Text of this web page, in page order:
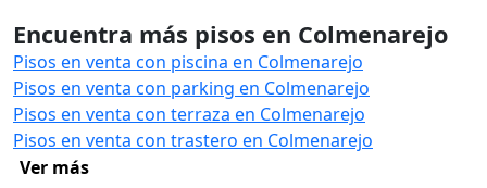
Encuentra más pisos en Colmenarejo
Pisos en venta con piscina en Colmenarejo
Pisos en venta con parking en Colmenarejo
Pisos en venta con terraza en Colmenarejo
Pisos en venta con trastero en Colmenarejo
Ver más